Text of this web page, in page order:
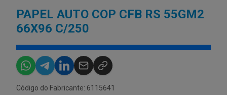
PAPEL AUTO COP CFB RS 55GM2
66X96 C/250
Código do Fabricante: 6115641